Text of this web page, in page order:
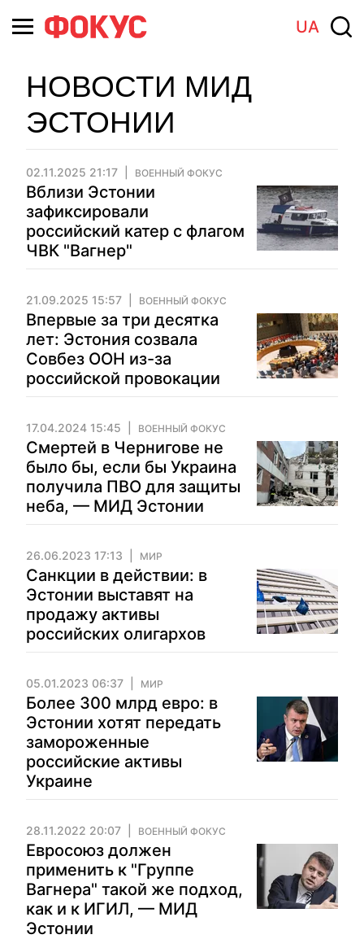
UA
НОВОСТИ МИД
ЭСТОНИИ
02.11.2025 21:17 ВОЕННЫЙ ФОКУС
Вблизи Эстонии
зафиксировали
российский катер с флагом
ЧВК "Вагнер"
21.09.2025 15:57 ВОЕННЫЙ ФОКУС
Впервые за три десятка
лет: Эстония созвала
Совбез ООН из-за
российской провокации
17.04.2024 15:45 ВОЕННЫЙ ФОКУС
Смертей в Чернигове не
было бы, если бы Украина
получила ПВО для защиты
неба, — МИД Эстонии
26.06.2023 17:13 МИР
Санкции в действии: в
Эстонии выставят на
продажу активы
российских олигархов
05.01.2023 06:37 МИР
Более 300 млрд евро: в
Эстонии хотят передать
замороженные
российские активы
Украине
28.11.2022 20:07 ВОЕННЫЙ ФОКУС
Евросоюз должен
применить к "Группе
Вагнера" такой же подход,
как и к ИГИЛ, — МИД
Эстонии